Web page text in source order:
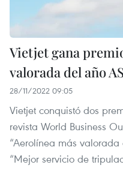
Vietjet gana
valorada del año
28/11/2022 09:05
Vietjet conquistó dos
revista World Business
“Aerolínea más
“Mejor servicio de